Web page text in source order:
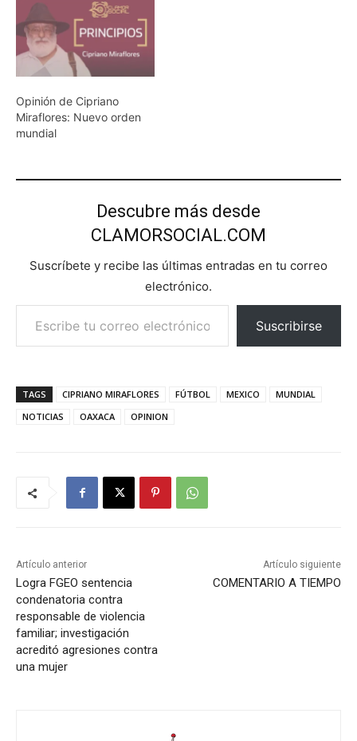
Opinión de Cipriano
Miraflores: Nuevo orden
mundial
Descubre más desde
CLAMORSOCIAL.COM
Suscríbete y recibe las últimas entradas en tu correo
electrónico.
Escribe tu correo electrónico…
Suscribirse
TAGS CIPRIANO MIRAFLORES FÚTBOL MEXICO
MUNDIAL
NOTICIAS
OAXACA OPINION
Artículo anterior
Logra FGEO sentencia
condenatoria contra
responsable de violencia
familiar; investigación
acreditó agresiones contra
una mujer
Artículo siguiente
COMENTARIO A TIEMPO